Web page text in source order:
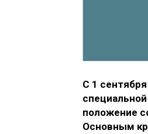
С 1
положение
Основным